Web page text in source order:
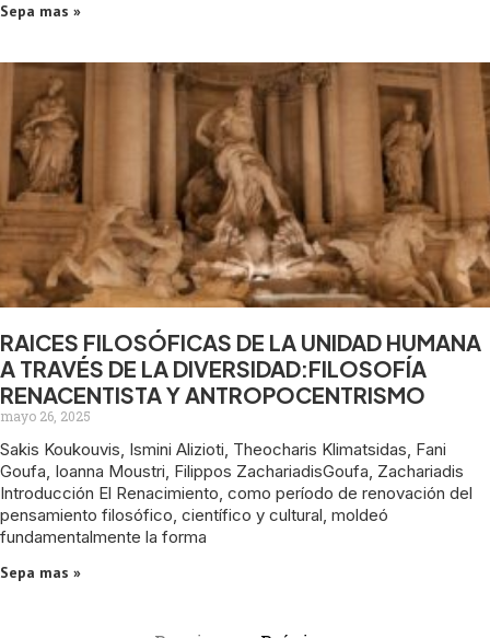
Sepa mas »
RAICES FILOSÓFICAS DE LA UNIDAD HUMANA
A TRAVÉS DE LA DIVERSIDAD:FILOSOFÍA
RENACENTISTA Y ANTROPOCENTRISMO
mayo 26, 2025
Sakis Koukouvis, Ismini Alizioti, Theocharis Klimatsidas, Fani
Goufa, Ioanna Moustri, Filippos ZachariadisGoufa, Zachariadis
Introducción El Renacimiento, como período de renovación del
pensamiento filosófico, científico y cultural, moldeó
fundamentalmente la forma
Sepa mas »